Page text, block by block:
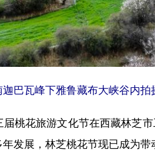
巴瓦峰下雅鲁藏布大峡谷内
桃花旅游文化节在西藏林芝
发展，林芝桃花节现已成为带